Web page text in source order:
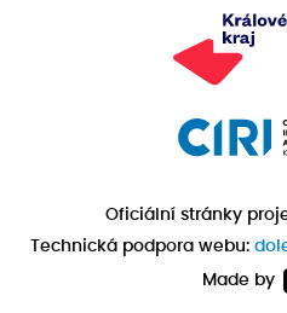
Oficiální stránky
Technická podpora webu:
Made by